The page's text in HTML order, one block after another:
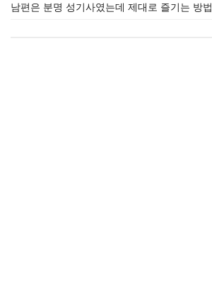
남편은 분명 성기사였는데 제대로 즐기는 방법